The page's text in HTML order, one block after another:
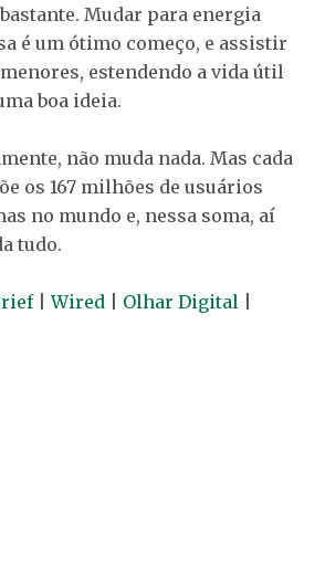
Mudar para energia
é um ótimo começo, e assistir
estendendo a vida útil
boa ideia.
não muda nada. Mas cada
os 167 milhões de usuários
no mundo e, nessa soma, aí
tudo.
|Wired Olhar Digital